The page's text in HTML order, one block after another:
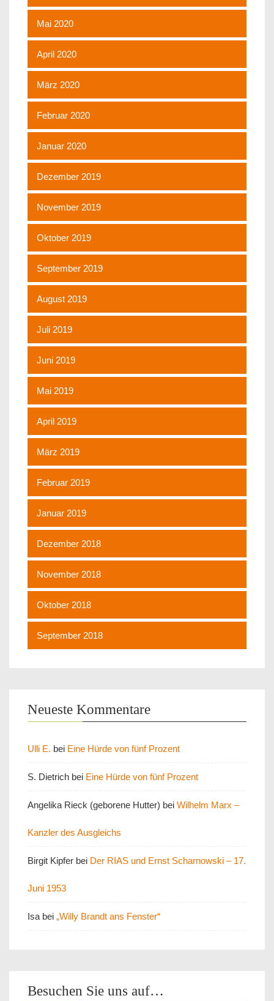
Mai 2020
April 2020
März 2020
Februar 2020
Januar 2020
Dezember 2019
November 2019
Oktober 2019
September 2019
August 2019
Juli 2019
Juni 2019
Mai 2019
April 2019
März 2019
Februar 2019
Januar 2019
Dezember 2018
November 2018
Oktober 2018
September 2018
Neueste Kommentare
Ulli E. bei Eine Hürde von fünf Prozent
S. Dietrich bei Eine Hürde von fünf Prozent
Angelika Rieck (geborene Hutter) bei Wilhelm Marx –
Kanzler des Ausgleichs
Birgit Kipfer bei Der RIAS und Ernst Scharnowski – 17.
Juni 1953
Isa bei „Willy Brandt ans Fenster“
Besuchen Sie uns auf…